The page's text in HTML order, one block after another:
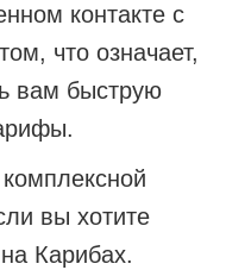
контакте с
что означает,
вам быструю
вы хотите
Карибах.